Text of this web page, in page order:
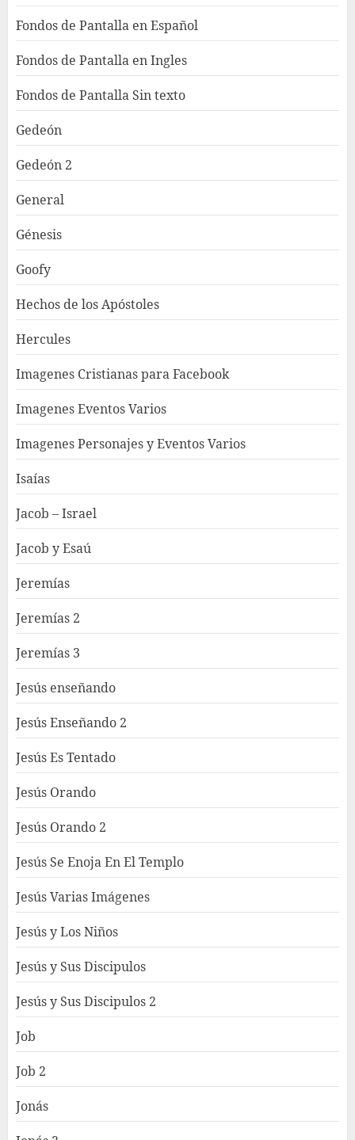
Fondos de Pantalla en Español
Fondos de Pantalla en Ingles
Fondos de Pantalla Sin texto
Gedeón
Gedeón 2
General
Génesis
Goofy
Hechos de los Apóstoles
Hercules
Imagenes Cristianas para Facebook
Imagenes Eventos Varios
Imagenes Personajes y Eventos Varios
Isaías
Jacob – Israel
Jacob y Esaú
Jeremías
Jeremías 2
Jeremías 3
Jesús enseñando
Jesús Enseñando 2
Jesús Es Tentado
Jesús Orando
Jesús Orando 2
Jesús Se Enoja En El Templo
Jesús Varias Imágenes
Jesús y Los Niños
Jesús y Sus Discipulos
Jesús y Sus Discipulos 2
Job
Job 2
Jonás